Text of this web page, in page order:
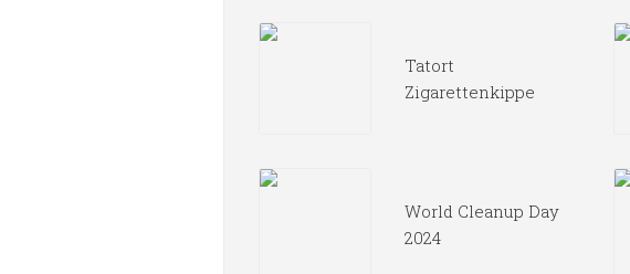
Tatort
Zigarettenkippe
World Cleanup Day
2024